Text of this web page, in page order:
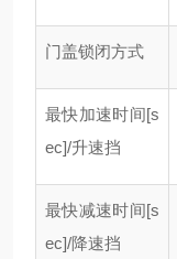
门盖锁闭方式
最快加速时间[s
ec]/升速挡
最快减速时间[s
ec]/降速挡